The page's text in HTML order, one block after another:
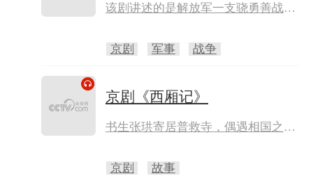
该剧讲述的是解放军一支骁勇善战的
土匪斗智斗勇的故事。
京剧 军事 战争
京剧《西厢记》
书生张珙寄居普救寺，偶遇相国之女
兵围普救寺，强索莺莺为妻，崔夫人
许诺有人退得贼兵，愿将莺莺许之为
京剧 故事